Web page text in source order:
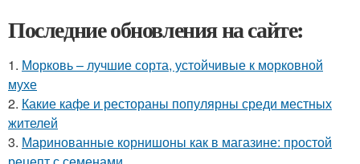
Последние обновления на сайте:
1. Морковь – лучшие сорта, устойчивые к морковной
мухе
2. Какие кафе и рестораны популярны среди местных
жителей
3. Маринованные корнишоны как в магазине: простой